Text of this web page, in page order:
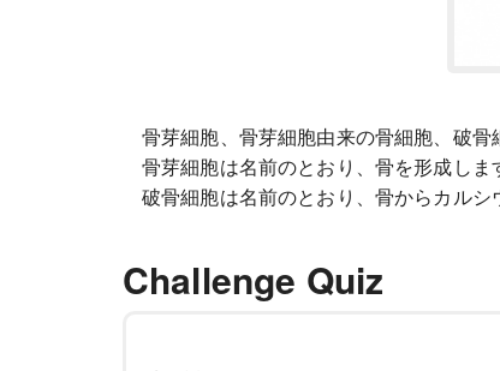
骨芽細胞、骨芽細胞由来の骨細胞、破骨
骨芽細胞は名前のとおり、骨を形成し
破骨細胞は名前のとおり、骨からカルシ
Challenge Quiz